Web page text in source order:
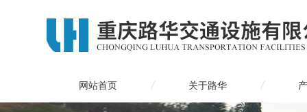
网站首页 关于路华